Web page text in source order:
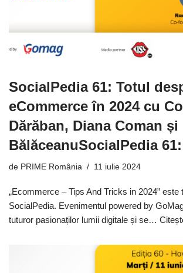
SocialPedia 61: Totul
eCommerce în 2024 cu
Dărăban, Diana Coman și
BălăceanuSocialPedia 61:
de PRIME România 11 iulie 2024
„Ecommerce – Tips And Tricks in 2024” este
SocialPedia. Evenimentul powered by
tuturor pasionaților lumii digitale și se…